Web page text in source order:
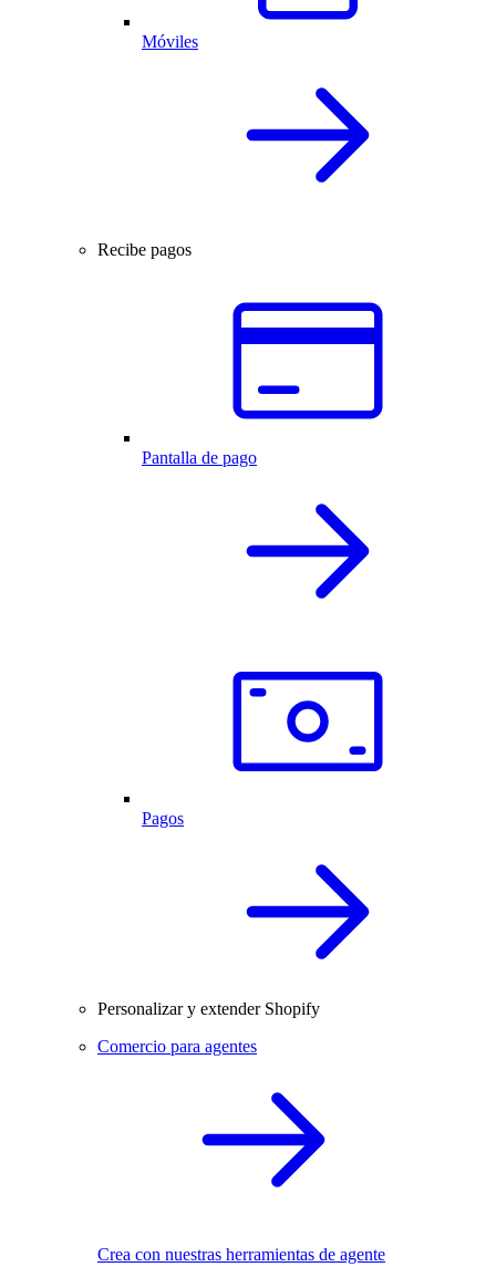
Móviles
Recibe pagos
Pantalla de pago
Pagos
Personalizar y extender Shopify
Comercio para agentes
Crea con nuestras herramientas de agente